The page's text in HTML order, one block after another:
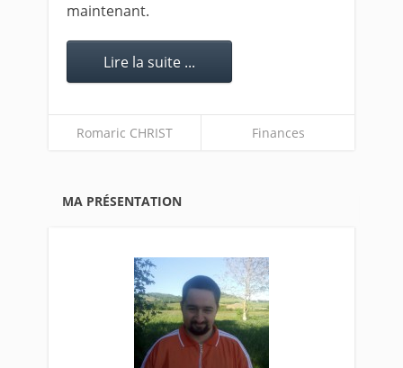
maintenant.
Lire la suite ...
Romaric CHRIST Finances
MA PRÉSENTATION